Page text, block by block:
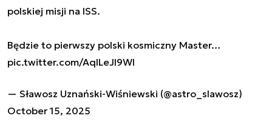
polskiej misji na ISS.
Będzie to pierwszy polski kosmiczny Master…
pic.twitter.com/AqlLeJl9Wl
— Sławosz Uznański-Wiśniewski (@astro_slawosz)
October 15, 2025